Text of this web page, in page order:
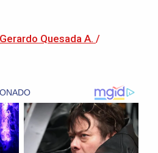
Gerardo Quesada A. /